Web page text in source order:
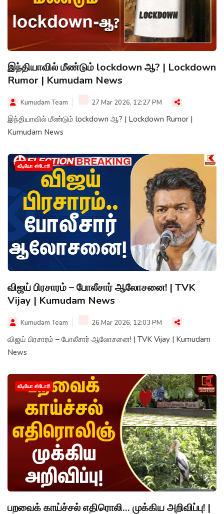
இந்தியாவில் மீண்டும் lockdown ஆ? | Lockdown
Rumor | Kumudam News
Kumudam Team 27 Mar 2026, 12:27 PM
இந்தியாவில் மீண்டும் lockdown ஆ? | Lockdown Rumor |
Kumudam News
வீடியோ ஸ்டோரி
விஜய் பிரசாரம் – போலீசார் ஆலோசனை! | TVK
Vijay | Kumudam News
Kumudam Team 26 Mar 2026, 12:03 PM
விஜய் பிரசாரம் – போலீசார் ஆலோசனை! | TVK Vijay | Kumudam
News
வீடியோ ஸ்டோரி
பறவைக் காய்ச்சல் எதிரொலி… முக்கிய அறிவிப்பு! |